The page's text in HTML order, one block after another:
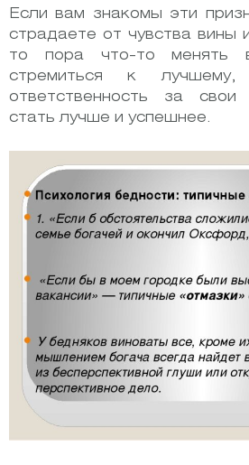
Если вам знакомы эти
страдаете от чувства вины
то пора что-то менять
стремиться к лучшему,
ответственность за свои
стать лучше и успешнее.